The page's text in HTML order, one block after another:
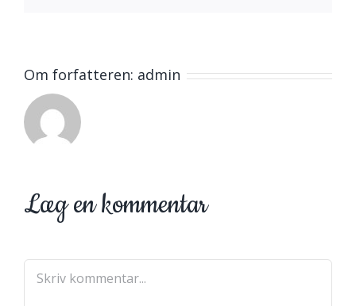
Om forfatteren: admin
Læg en kommentar
Comment